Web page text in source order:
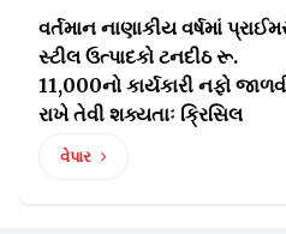
વર્તમાન નાણાકીય વર્ષમાં
સ્ટીલ ઉત્પાદકો ટનદીઠરૂ.
11,000નો કાર્યકારી નફો
રાખે તેવી શક્યતાઃ ક્રિસિલ
વેપાર